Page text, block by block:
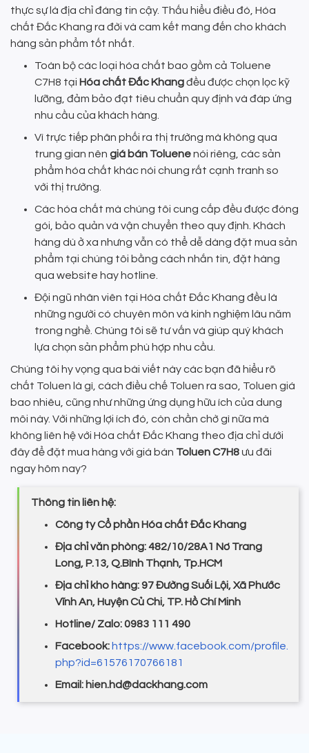
thực sự là địa chỉ đáng tin cậy. Thấu hiểu điều đó, Hóa
chất Đắc Khang ra đời và cam kết mang đến cho khách
hàng sản phẩm tốt nhất.
Toàn bộ các loại hóa chất bao gồm cả Toluene
C7H8 tại Hóa chất Đắc Khangđều được chọn lọc kỹ
lưỡng, đảm bảo đạt tiêu chuẩn quy định và đáp ứng
nhu cầu của khách hàng.
Vì trực tiếp phân phối ra thị trường mà không qua
trung gian nên giá bán Toluenenói riêng, các sản
phẩm hóa chất khác nói chung rất cạnh tranh so
với thị trường.
Các hóa chất mà chúng tôi cung cấp đều được đóng
gói, bảo quản và vận chuyển theo quy định. Khách
hàng dù ở xa nhưng vẫn có thể dễ dàng đặt mua sản
phẩm tại chúng tôi bằng cách nhắn tin, đặt hàng
qua website hay hotline.
Đội ngũ nhân viên tại Hóa chất Đắc Khang đều là
những người có chuyên môn và kinh nghiệm lâu năm
trong nghề. Chúng tôi sẽ tư vấn và giúp quý khách
lựa chọn sản phẩm phù hợp nhu cầu.
Chúng tôi hy vọng qua bài viết này các bạn đã hiểu rõ
chất Toluen là gì, cách điều chế Toluen ra sao, Toluen giá
bao nhiêu, cũng như những ứng dụng hữu ích của dung
môi này. Với những lợi ích đó, còn chần chờ gì nữa mà
không liên hệ với Hóa chất Đắc Khang theo địa chỉ dưới
đây để đặt mua hàng với giá bán Toluen C7H8 ưu đãi
ngay hôm nay?
Thông tin liên hệ:
Công ty Cổ phần Hóa chất Đắc Khang
Địa chỉ văn phòng: 482/10/28A1 Nơ Trang
Long, P.13, Q.Bình Thạnh, Tp.HCM
Địa chỉ kho hàng: 97 Đường Suối Lội, Xã Phước
Vĩnh An, Huyện Củ Chi, TP. Hồ Chí Minh
Hotline/ Zalo: 0983 111 490
Facebook: https://www.facebook.com/profile.
php?id=61576170766181
Email: hien.hd@dackhang.com